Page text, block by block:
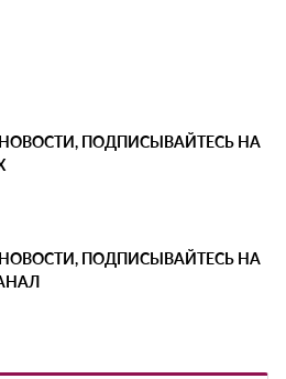
ПОДПИСЫВАЙТЕСЬ НА
ПОДПИСЫВАЙТЕСЬ НА